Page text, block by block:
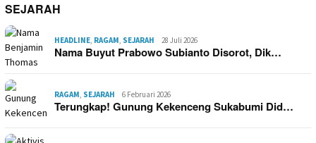
SEJARAH
HEADLINE, RAGAM, SEJARAH 28 Juli 2026
Nama Buyut Prabowo Subianto Disorot, Dik…
RAGAM, SEJARAH 6 Februari 2026
Terungkap! Gunung Kekenceng Sukabumi Did…